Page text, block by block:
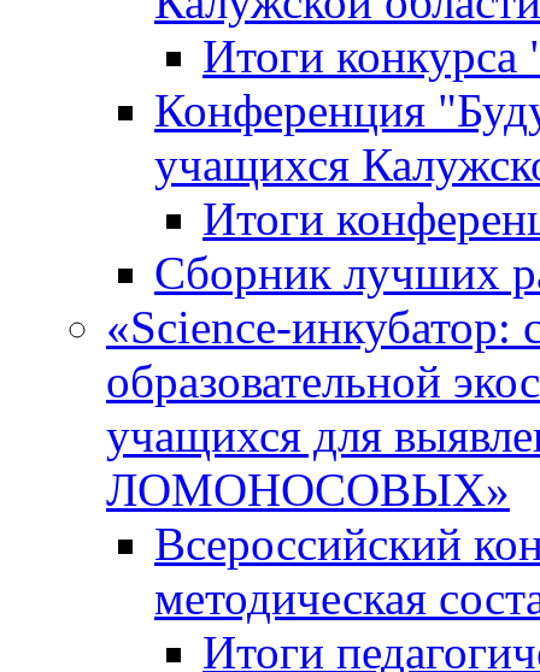
Итоги
Конференция
учащихся
Итоги
Сборник лучших
«Science-инкубатор:
образовательной
учащихся для
ЛОМОНОСОВЫХ»
Всероссийский
методическая
Итоги